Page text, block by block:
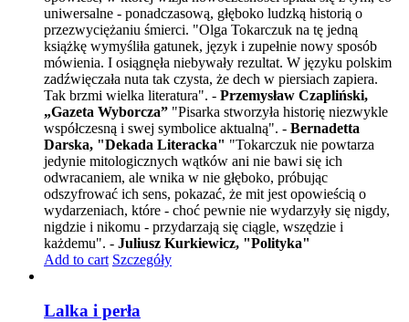
uniwersalne - ponadczasową, głęboko ludzką historią o
przezwyciężaniu śmierci. "Olga Tokarczuk na tę jedną
książkę wymyśliła gatunek, język i zupełnie nowy sposób
mówienia. I osiągnęła niebywały rezultat. W języku polskim
zadźwięczała nuta tak czysta, że dech w piersiach zapiera.
Tak brzmi wielka literatura". - Przemysław Czapliński,
„Gazeta Wyborcza” "Pisarka stworzyła historię niezwykle
współczesną i swej symbolice aktualną". - Bernadetta
Darska, "Dekada Literacka" "Tokarczuk nie powtarza
jedynie mitologicznych wątków ani nie bawi się ich
odwracaniem, ale wnika w nie głęboko, próbując
odszyfrować ich sens, pokazać, że mit jest opowieścią o
wydarzeniach, które - choć pewnie nie wydarzyły się nigdy,
nigdzie i nikomu - przydarzają się ciągle, wszędzie i
każdemu". - Juliusz Kurkiewicz, "Polityka"
Add to cart Szczegóły
Lalka i perła